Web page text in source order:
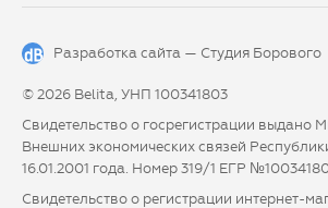
Разработка сайта — Студия Борового
© 2026 Belita, УНП 100341803
Свидетельство о госрегистрации выдано
Внешних экономических связей
16.01.2001 года. Номер 319/1 ЕГР
Свидетельство о регистрации интернет-